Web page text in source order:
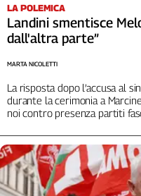
Girasoli
Il
Sassolino
Economica
Tech
It
Easy
Inserti
Idea
Diffusa
LA POLEMICA
Landini smentisce
dall'altra parte”
La risposta dopo l’accusa al
durante la cerimonia a
noi contro presenza partiti
MARTA NICOLETTI